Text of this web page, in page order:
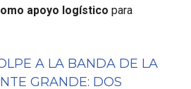
apoyo logístico para
A LA BANDA DE LA
GRANDE: DOS